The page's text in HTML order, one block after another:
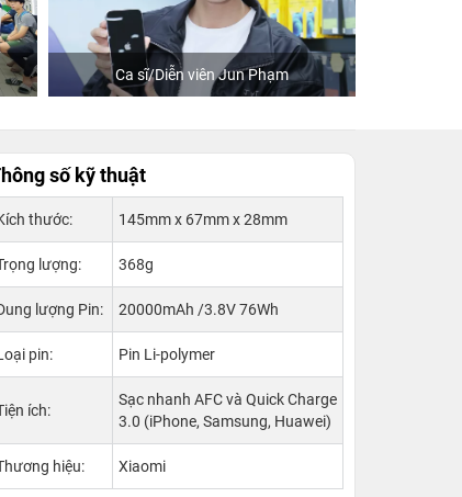
Ca sĩ/Diễn viên Jun Phạm
số kỹ thuật
thước: 145mm x 67mm x 28mm
lượng: 368g
lượng Pin: 20000mAh /3.8V 76Wh
pin: Pin Li-polymer
ích:
Sạc nhanh AFC và Quick Charge
3.0 (iPhone, Samsung, Huawei)
hiệu: Xiaomi